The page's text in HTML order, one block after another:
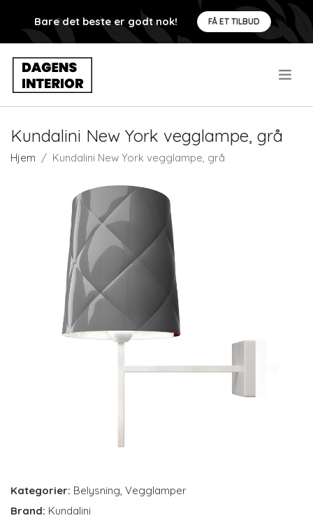
Bare det beste er godt nok! FÅ ET TILBUD
Kundalini New York vegglampe, grå
Hjem Kundalini New York vegglampe, grå
Kategorier: Belysning, Vegglamper
Brand: Kundalini